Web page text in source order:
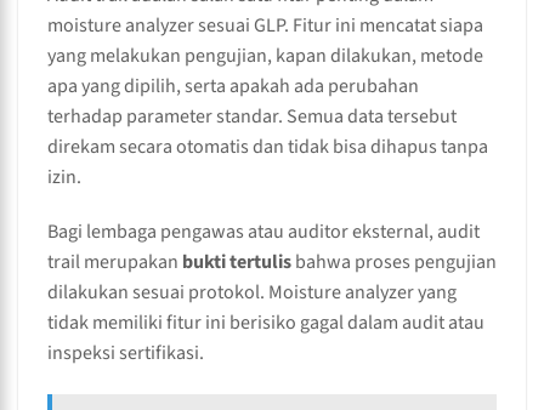
moisture analyzer sesuai GLP. Fitur ini mencatat siapa
yang melakukan pengujian, kapan dilakukan, metode
apa yang dipilih, serta apakah ada perubahan
terhadap parameter standar. Semua data tersebut
direkam secara otomatis dan tidak bisa dihapus tanpa
izin.
Bagi lembaga pengawas atau auditor eksternal, audit
trail merupakan bukti tertulisbahwa proses pengujian
dilakukan sesuai protokol. Moisture analyzer yang
tidak memiliki fitur ini berisiko gagal dalam audit atau
inspeksi sertifikasi.